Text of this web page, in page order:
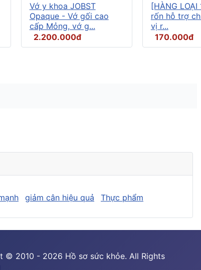
Vớ y khoa JOBST
Opaque - Vớ gối cao
cấp Mỏng, vớ g...
2.200.000đ
[HÀNG
rốn hỗ trợ
vị r...
170.000đ
giảm cân hiệu quả Thực phẩm
© 2010 - 2026 Hồ sơ sức khỏe. All Rights